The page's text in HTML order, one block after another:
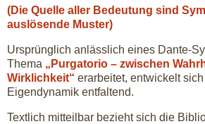
(Die Quelle aller Bedeutung sind
auslösende Muster)
Ursprünglich anlässlich eines Dante-
Thema „Purgatorio – zwischen
Wirklichkeit“ erarbeitet, entwickelt
Eigendynamik entfaltend.
Textlich mitteilbar bezieht sich die